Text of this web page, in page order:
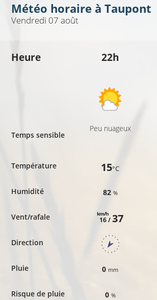
Météo horaire à Taupont
Vendredi 07 août
Heure
Temps sensible
Température
Humidité
Vent/rafale
Direction
Pluie
Risque de pluie
22h
Peu nuageux
15°C
82 %
16 /
km/h 37
0 mm
0 %